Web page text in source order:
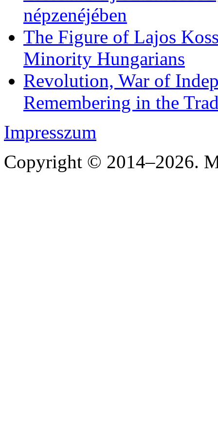
népzenéjében
The Figure of Lajos
Minority Hungarians
Revolution, War of
Remembering in the
Impresszum
Copyright © 2014–2026.